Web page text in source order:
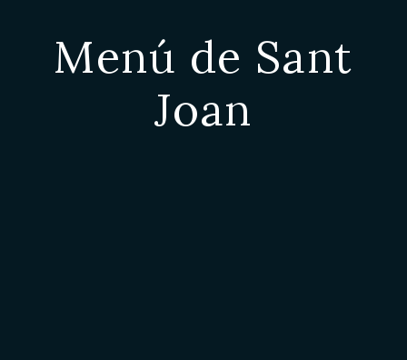
Menú de Sant
Joan